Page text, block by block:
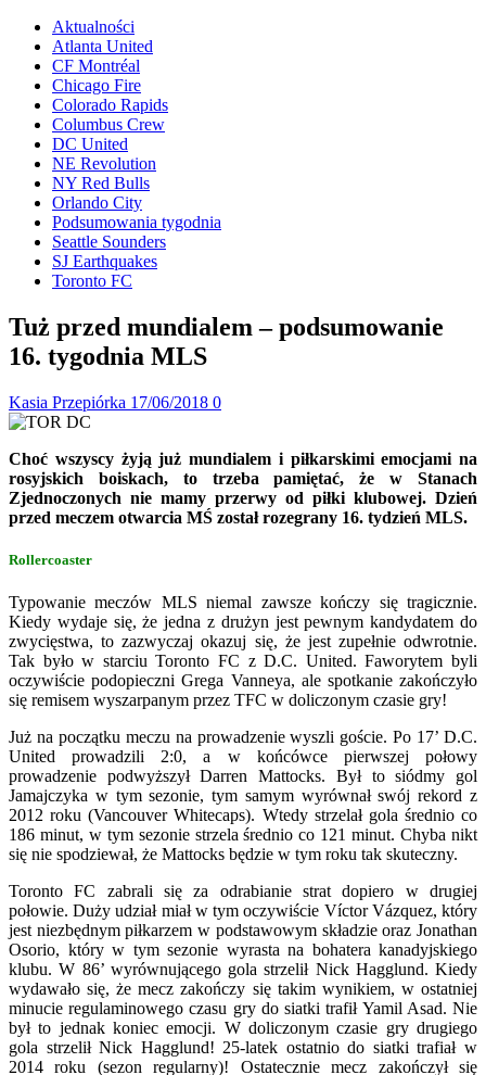
Aktualności
Atlanta United
CF Montréal
Chicago Fire
Colorado Rapids
Columbus Crew
DC United
NE Revolution
NY Red Bulls
Orlando City
Podsumowania tygodnia
Seattle Sounders
SJ Earthquakes
Toronto FC
Tuż przed mundialem – podsumowanie
16. tygodnia MLS
Kasia Przepiórka 17/06/2018 0
Choć wszyscy żyją już mundialem i piłkarskimi emocjami na
rosyjskich boiskach, to trzeba pamiętać, że w Stanach
Zjednoczonych nie mamy przerwy od piłki klubowej. Dzień
przed meczem otwarcia MŚ został rozegrany 16. tydzień MLS.
Rollercoaster
Typowanie meczów MLS niemal zawsze kończy się tragicznie.
Kiedy wydaje się, że jedna z drużyn jest pewnym kandydatem do
zwycięstwa, to zazwyczaj okazuj się, że jest zupełnie odwrotnie.
Tak było w starciu Toronto FC z D.C. United. Faworytem byli
oczywiście podopieczni Grega Vanneya, ale spotkanie zakończyło
się remisem wyszarpanym przez TFC w doliczonym czasie gry!
Już na początku meczu na prowadzenie wyszli goście. Po 17’ D.C.
United prowadzili 2:0, a w końcówce pierwszej połowy
prowadzenie podwyższył Darren Mattocks. Był to siódmy gol
Jamajczyka w tym sezonie, tym samym wyrównał swój rekord z
2012 roku (Vancouver Whitecaps). Wtedy strzelał gola średnio co
186 minut, w tym sezonie strzela średnio co 121 minut. Chyba nikt
się nie spodziewał, że Mattocks będzie w tym roku tak skuteczny.
Toronto FC zabrali się za odrabianie strat dopiero w drugiej
połowie. Duży udział miał w tym oczywiście Víctor Vázquez, który
jest niezbędnym piłkarzem w podstawowym składzie oraz Jonathan
Osorio, który w tym sezonie wyrasta na bohatera kanadyjskiego
klubu. W 86’ wyrównującego gola strzelił Nick Hagglund. Kiedy
wydawało się, że mecz zakończy się takim wynikiem, w ostatniej
minucie regulaminowego czasu gry do siatki trafił Yamil Asad. Nie
był to jednak koniec emocji. W doliczonym czasie gry drugiego
gola strzelił Nick Hagglund! 25-latek ostatnio do siatki trafiał w
2014 roku (sezon regularny)! Ostatecznie mecz zakończył się